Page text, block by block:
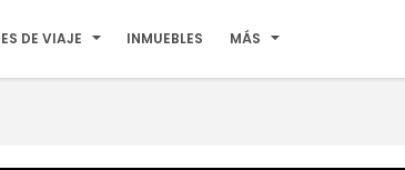
DE VIAJE INMUEBLES MÁS